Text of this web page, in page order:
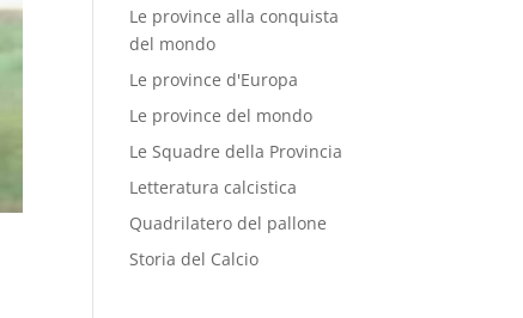
Le province alla conquista
del mondo
Le province d'Europa
Le province del mondo
Le Squadre della Provincia
Letteratura calcistica
Quadrilatero del pallone
Storia del Calcio